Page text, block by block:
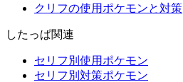
クリフの使用ポケモンと対策
したっぱ関連
セリフ別使用ポケモン
セリフ別対策ポケモン